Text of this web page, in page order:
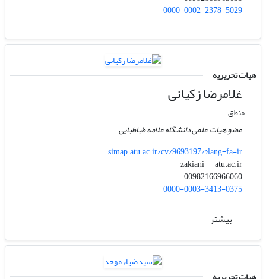
0000-0002-2378-5029
هیات تحریریه
غلامرضا زکیانی
منطق
عضو هیات علمی دانشگاه علامه طباطبایی
simap.atu.ac.ir/cv/9693197/?lang=fa-ir
zakiani
atu.ac.ir
00982166966060
0000-0003-3413-0375
بیشتر